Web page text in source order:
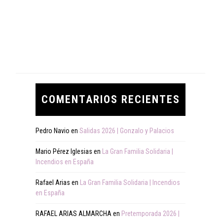
COMENTARIOS RECIENTES
Pedro Navio en Salidas 2026 | Gonzalo y Palacios
Mario Pérez Iglesias en
La Gran Familia Solidaria |
Incendios en España
Rafael Arias en
La Gran Familia Solidaria | Incendios
en España
RAFAEL ARIAS ALMARCHA en Pretemporada 2026 |